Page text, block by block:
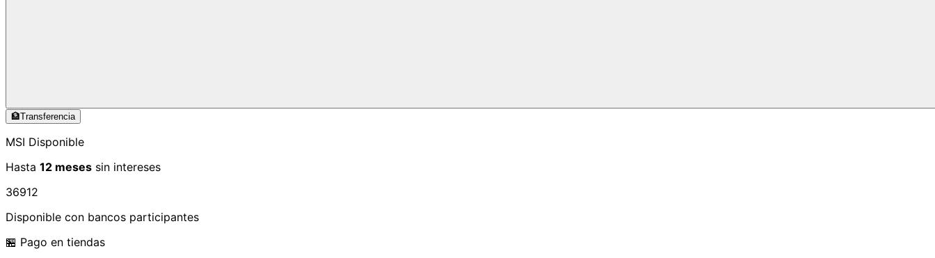
🏦Transferencia
MSI Disponible
Hasta 12 meses sin intereses
36912
Disponible con bancos participantes
🏪 Pago en tiendas